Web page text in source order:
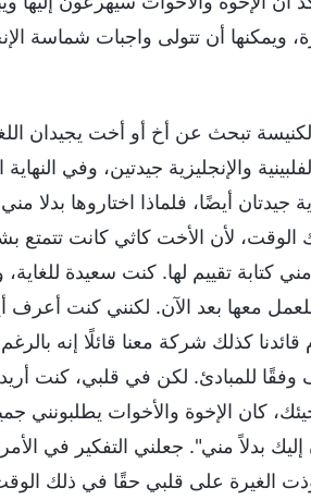
ويمكنها أن تتولى واجبات شماسة
تبحث عن أخ أو أخت يجيدان
والإنجليزية جيدتين، وفي
جيدتان أيضًا، فلماذا اختاروها
لأن الأخت كاثي كانت تتمتع
مني كتابة تقييم لها. كنت سعيدة
معها بعد الآن. لكنني كنت أعرف
كذلك شركة معنا قائلًا إنه
وفقًا للمبادئ. لكن في قلبي، كنت
كان الإخوة والأخوات يطلبونني
إليك بدلاً مني". جعلني التفكير في
الغيرة على قلبي حقًا في ذلك